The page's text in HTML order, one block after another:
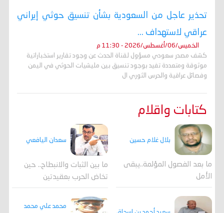
تحذير عاجل من السعودية بشأن تنسيق حوثي إيراني
عراقي لاستهداف ...
الخميس/06/أغسطس/2026 - 11:30 م
كشف مصدر سعودي مسؤول لقناة الحدث عن وجود تقارير استخباراتية
موثوقة ومتعددة تفيد بوجود تنسيق بين مليشيات الحوثي في اليمن
وفصائل عراقية والحرس الثوري ال
كتابات واقلام
بلال غلام حسين
ما بعد الفصول المؤلمة..يبقى
الأمل
سعدان اليافعي
ما بين الثبات والانبطاح.. حين
تخاض الحرب بعقيدتين
محمد علي محمد